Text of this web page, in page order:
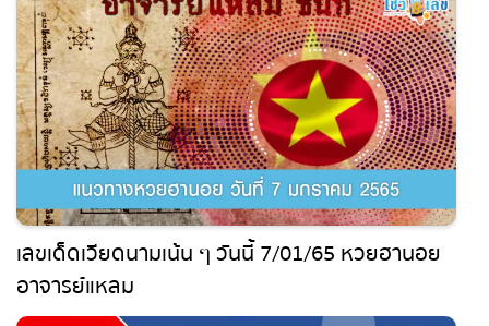
เลขเด็ดเวียดนามเน้น ๆ วันนี้ 7/01/65 หวยฮานอย
อาจารย์แหลม